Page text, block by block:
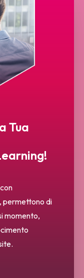
Tua
permettono di
momento,